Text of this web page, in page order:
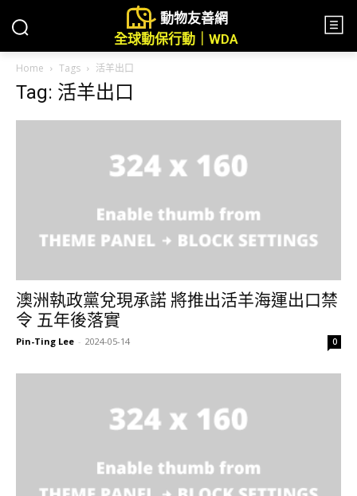
動物友善網
全球動保行動｜WDA
Home Tags 活羊出口
Tag: 活羊出口
澳洲執政黨兌現承諾 將推出活羊海運出口禁
令 五年後落實
Pin-Ting Lee - 2024-05-14 0